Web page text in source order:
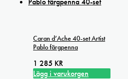
Caran d’Ache 40-set Artist
Pablo färgpenna
1 285 KR
Lägg i varukorgen